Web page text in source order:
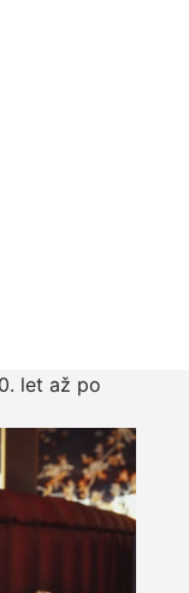
let až po